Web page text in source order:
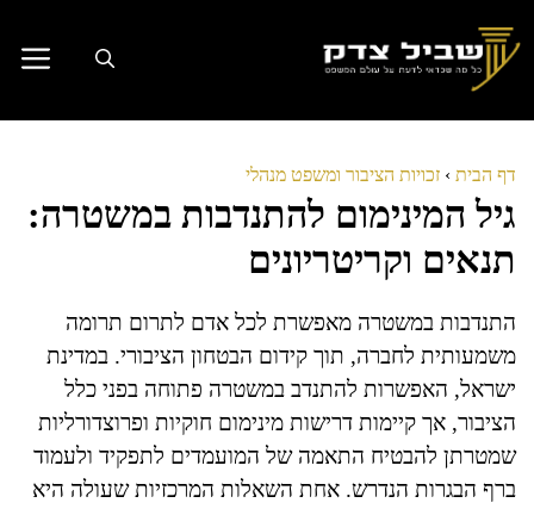
לתוכן
דף הבית › זכויות הציבור ומשפט מנהלי
גיל המינימום להתנדבות במשטרה:
תנאים וקריטריונים
התנדבות במשטרה מאפשרת לכל אדם לתרום תרומה
משמעותית לחברה, תוך קידום הבטחון הציבורי. במדינת
ישראל, האפשרות להתנדב במשטרה פתוחה בפני כלל
הציבור, אך קיימות דרישות מינימום חוקיות ופרוצדורליות
שמטרתן להבטיח התאמה של המועמדים לתפקיד ולעמוד
ברף הבגרות הנדרש. אחת השאלות המרכזיות שעולה היא